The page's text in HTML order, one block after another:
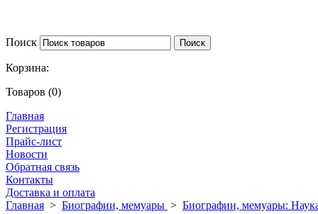
Поиск
Корзина:
Товаров (0)
Главная
Регистрация
Прайс-лист
Новости
Обратная связь
Контакты
Доставка и оплата
Главная > Биографии, мемуары > Биографии, мемуары: